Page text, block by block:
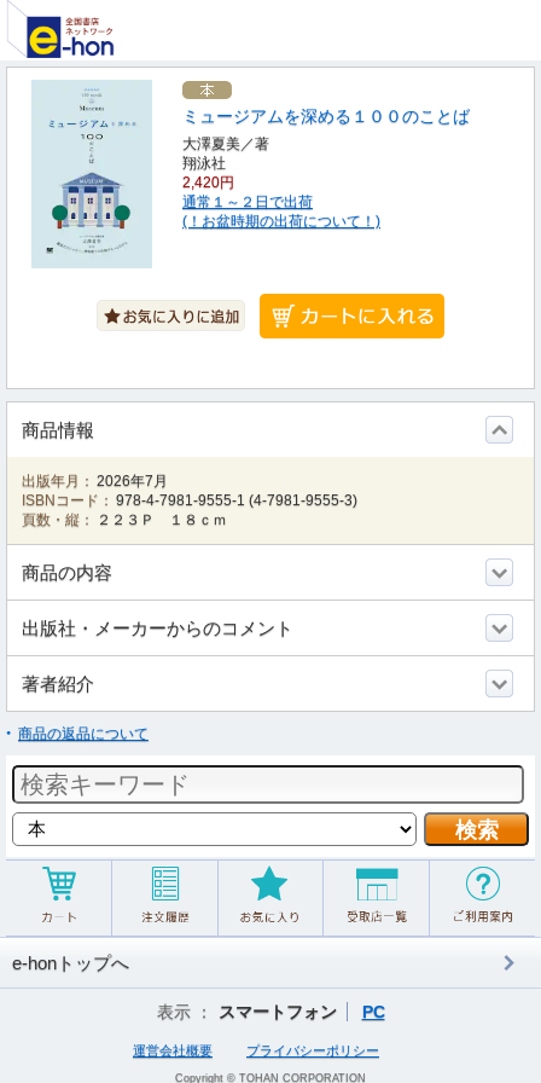
ミュージアムを深める１００のことば
大澤夏美／著
翔泳社
2,420円
通常１～２日で出荷
(！お盆時期の出荷について！)
商品情報
出版年月： 2026年7月
ISBNコード： 978-4-7981-9555-1 (4-7981-9555-3)
頁数・縦：
２２３Ｐ １８ｃｍ
商品の内容
出版社・メーカーからのコメント
著者紹介
商品の返品について
e-honトップへ
表示 ： スマートフォン PC
運営会社概要 プライバシーポリシー
Copyright © TOHAN CORPORATION